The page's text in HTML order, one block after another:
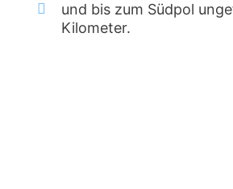
und bis zum Südpol
Kilometer.